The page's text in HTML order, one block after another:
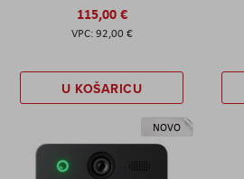
115,00 €
92,00 €
U KOŠARICU
NOVO